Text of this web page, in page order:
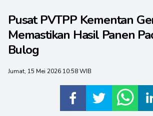
Pusat PVTPP Kementan
Memastikan Hasil Panen
Bulog
Jumat, 15 Mei 2026 10:58 WIB